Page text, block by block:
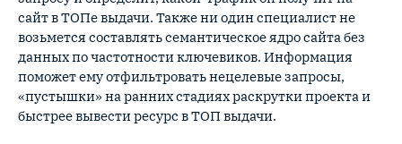
сайт в ТОПе выдачи. Также ни один специалист не
возьмется составлять семантическое ядро сайта без
данных по частотности ключевиков. Информация
поможет ему отфильтровать нецелевые запросы,
«пустышки» на ранних стадиях раскрутки проекта и
быстрее вывести ресурс в ТОП выдачи.